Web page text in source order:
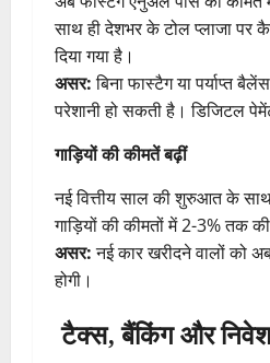
साथ ही देशभर के टोल प्लाजा पर
दिया गया है।
असर:बिना फास्टैग या पर्याप्त
परेशानी हो सकती है। डिजिटल
गाड़ियों की कीमतें बढ़ीं
नई वित्तीय साल की शुरुआत के
गाड़ियों की कीमतों में 2-3% तक
असर:नई कार खरीदने वालों को
होगी।
टैक्स, बैंकिंग और